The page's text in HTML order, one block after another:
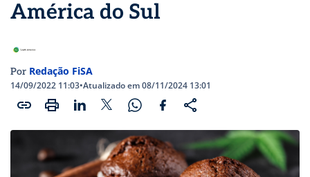
América do Sul
Por Redação FiSA
14/09/2022 11:03•Atualizado em 08/11/2024 13:01